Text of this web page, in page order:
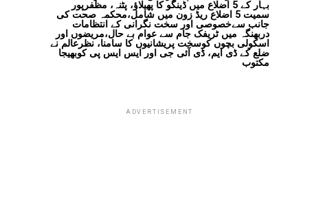
بہار کے 5 اضلاع میں ڈینگو کا پھیلاؤ، پٹنہ، مظفرپور
سمیت 5 اضلاع ریڈ زون میں شامل،محکمہ صحت کی
جانب سےخصوصی اور سخت نگرانی کے انتظامات
دربھنگہ میں ٹریفک جام سے عوام بے حال،مریضوں اور
اسکولی بچوں کوسخت پریشانیوں کا سامنا، نظرعالم نے
ضلع کے ڈی ایم، ڈی آئی جی اور ایس ایس پی کوبھیجا
مکتوب
ADVERTISEMENT